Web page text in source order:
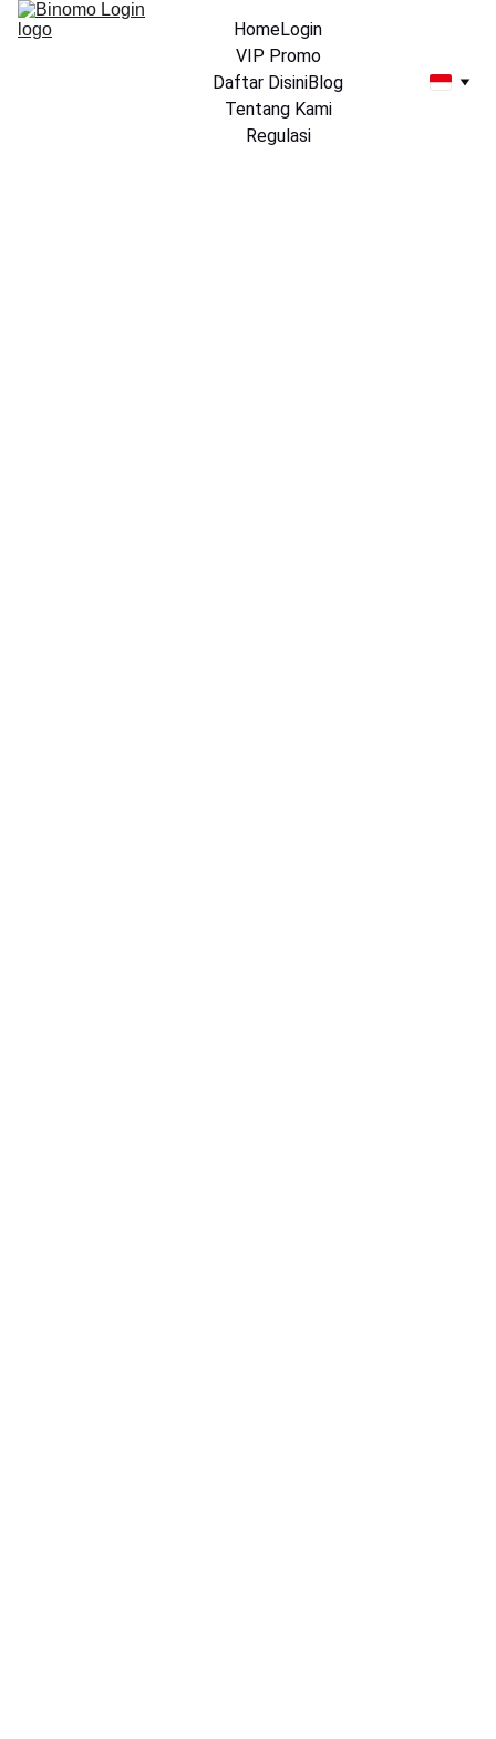
HomeLogin
VIP Promo
Daftar DisiniBlog
Tentang Kami
Regulasi